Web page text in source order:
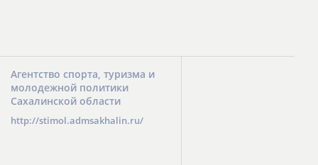
Агентство спорта, туризма и
молодежной политики
Сахалинской области
http://stimol.admsakhalin.ru/